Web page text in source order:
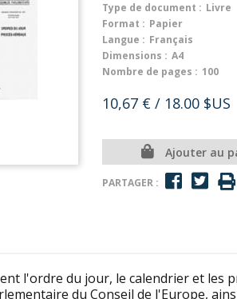
Type de document : Livre
Format : Papier
Langue : Français
Dimensions : A4
Nombre de pages : 100
10,67 € / 18.00 $US
Ajouter au
PARTAGER :
l'ordre du jour, le calendrier et les
du Conseil de l'Europe,